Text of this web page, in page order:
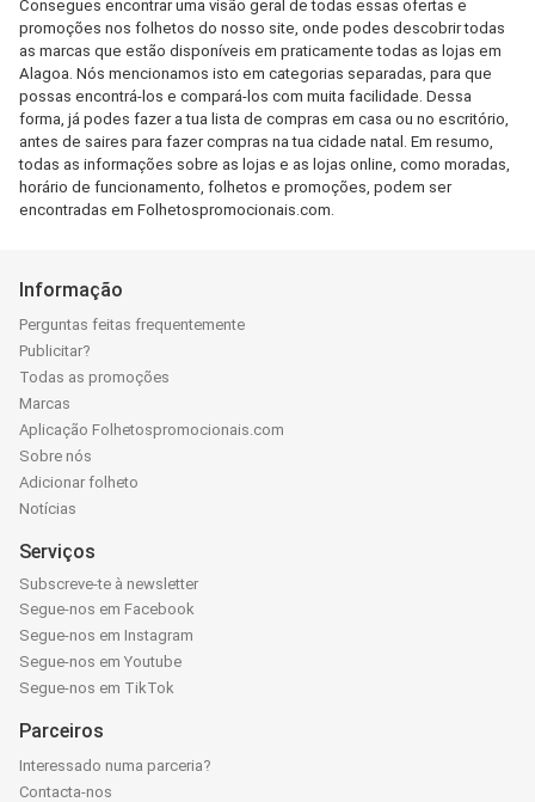
Consegues encontrar uma visão geral de todas essas ofertas e
promoções nos folhetos do nosso site, onde podes descobrir todas
as marcas que estão disponíveis em praticamente todas as lojas em
Alagoa. Nós mencionamos isto em categorias separadas, para que
possas encontrá-los e compará-los com muita facilidade. Dessa
forma, já podes fazer a tua lista de compras em casa ou no escritório,
antes de saires para fazer compras na tua cidade natal. Em resumo,
todas as informações sobre as lojas e as lojas online, como moradas,
horário de funcionamento, folhetos e promoções, podem ser
encontradas em Folhetospromocionais.com.
Informação
Perguntas feitas frequentemente
Publicitar?
Todas as promoções
Marcas
Aplicação Folhetospromocionais.com
Sobre nós
Adicionar folheto
Notícias
Serviços
Subscreve-te à newsletter
Segue-nos em Facebook
Segue-nos em Instagram
Segue-nos em Youtube
Segue-nos em TikTok
Parceiros
Interessado numa parceria?
Contacta-nos